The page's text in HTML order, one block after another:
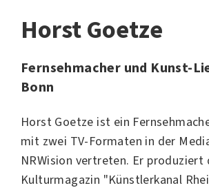
Horst Goetze
Fernsehmacher und Kunst-
Bonn
Horst Goetze ist ein
mit zwei TV-Formaten in der
NRWision vertreten. Er produziert
Kulturmagazin "Künstlerkanal